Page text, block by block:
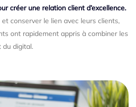
créer une relation client d’excellence.
conserver le lien avec leurs clients,
ont rapidement appris à combiner les
du digital.